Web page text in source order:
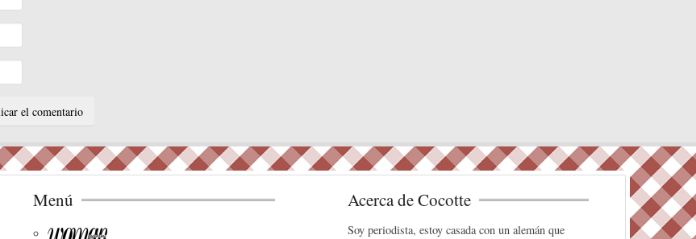
Menú Acerca de Cocotte
Soy periodista, estoy casada con un alemán que